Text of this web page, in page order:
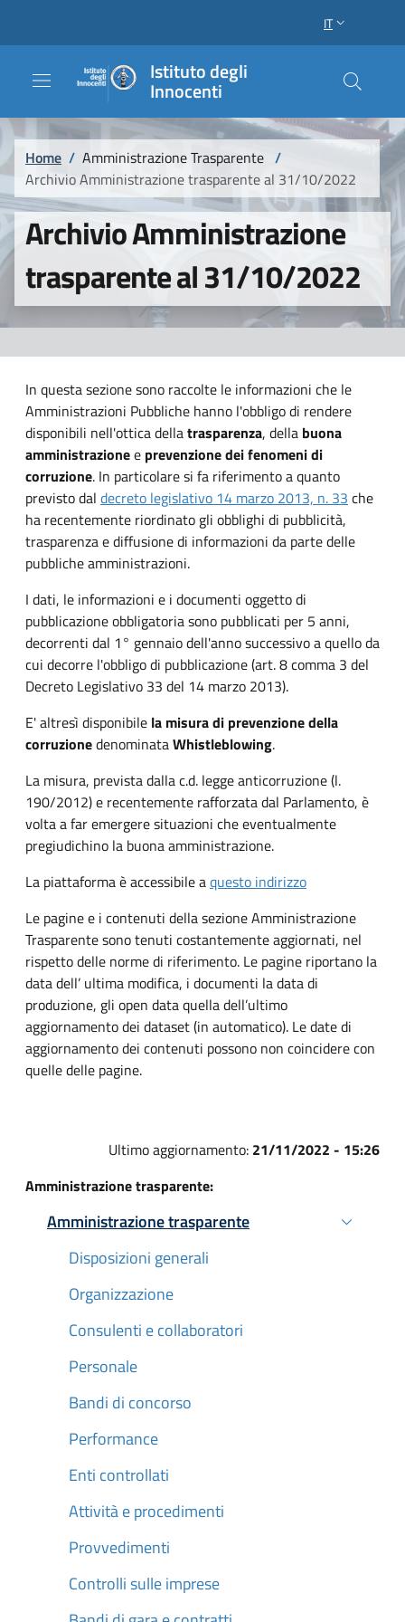
SELETTORE
IT
Istituto degli
Innocenti
Briciole di pane
Home / Amministrazione Trasparente /
Archivio Amministrazione trasparente al 31/10/2022
Archivio Amministrazione
trasparente al 31/10/2022
In questa sezione sono raccolte le informazioni che le
Amministrazioni Pubbliche hanno l'obbligo di rendere
disponibili nell'ottica dellatrasparenza, della buona
amministrazionee prevenzione dei fenomeni di
corruzione. In particolare si fa riferimento a quanto
previsto dal decreto legislativo 14 marzo 2013, n. 33 che
ha recentemente riordinato gli obblighi di pubblicità,
trasparenza e diffusione di informazioni da parte delle
pubbliche amministrazioni.
I dati, le informazioni e i documenti oggetto di
pubblicazione obbligatoria sono pubblicati per 5 anni,
decorrenti dal 1° gennaio dell'anno successivo a quello da
cui decorre l'obbligo di pubblicazione (art. 8 comma 3 del
Decreto Legislativo 33 del 14 marzo 2013).
E' altresì disponibile la misura di prevenzione della
corruzionedenominataWhistleblowing.
La misura, prevista dalla c.d. legge anticorruzione (l.
190/2012) e recentemente rafforzata dal Parlamento, è
volta a far emergere situazioni che eventualmente
pregiudichino la buona amministrazione.
La piattaforma è accessibile aquesto indirizzo
Le pagine e i contenuti della sezione Amministrazione
Trasparente sono tenuti costantemente aggiornati, nel
rispetto delle norme di riferimento. Le pagine riportano la
data dell’ ultima modifica, i documenti la data di
produzione, gli open data quella dell’ultimo
aggiornamento dei dataset (in automatico). Le date di
aggiornamento dei contenuti possono non coincidere con
quelle delle pagine.
Ultimo aggiornamento: 21/11/2022 - 15:26
Amministrazione trasparente:
Amministrazione trasparente
Attivo
Disposizioni generali
Organizzazione
Consulenti e collaboratori
Personale
Bandi di concorso
Performance
Enti controllati
Attività e procedimenti
Provvedimenti
Controlli sulle imprese